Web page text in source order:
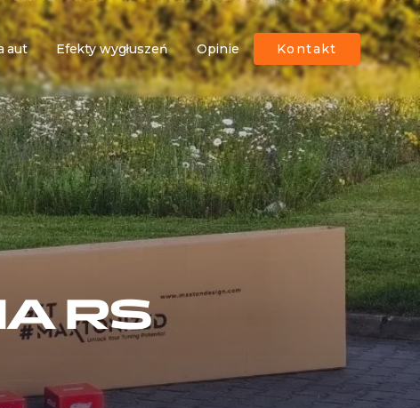
aut Efekty wygłuszeń Opinie Kontakt
RS